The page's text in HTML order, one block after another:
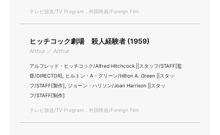
テレビ放送/TV Program，外国映画/Foreign Film
ヒッチコック劇場 殺人経験者 (1959)
Arthur ／ Arthur
アルフレッド・ヒッチコック/Alfred Hitchcock ||スタッフ/STAFF[監
督/DIRECTOR], ヒルトン・A・グリーン/Hilton A. Green ||スタッ
フ/STAFF[製作], ジョーン・ハリソン/Joan Harrison ||スタッ
フ/STAFF[制作]
テレビ放送/TV Program，外国映画/Foreign Film